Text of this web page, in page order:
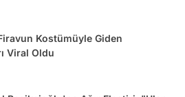
Kostümüyle Giden
Viral Oldu